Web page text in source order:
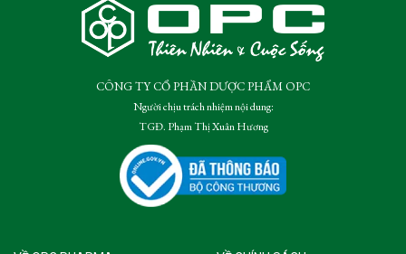
CÔNG TY CỔ PHẦN DƯỢC PHẨM OPC
Người chịu trách nhiệm nội dung:
TGĐ. Phạm Thị Xuân Hương